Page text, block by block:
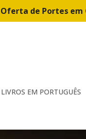
Oferta de Portes
LIVROS EM PORTUGUÊS